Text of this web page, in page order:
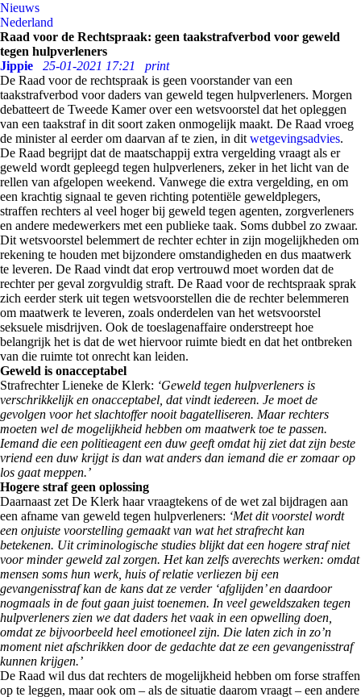
Nieuws
Nederland
Raad voor de Rechtspraak: geen taakstrafverbod voor geweld
tegen hulpverleners
Jippie
25-01-2021 17:21
print
De Raad voor de rechtspraak is geen voorstander van een
taakstrafverbod voor daders van geweld tegen hulpverleners. Morgen
debatteert de Tweede Kamer over een wetsvoorstel dat het opleggen
van een taakstraf in dit soort zaken onmogelijk maakt. De Raad vroeg
de minister al eerder om daarvan af te zien, in dit wetgevingsadvies.
De Raad begrijpt dat de maatschappij extra vergelding vraagt als er
geweld wordt gepleegd tegen hulpverleners, zeker in het licht van de
rellen van afgelopen weekend. Vanwege die extra vergelding, en om
een krachtig signaal te geven richting potentiële geweldplegers,
straffen rechters al veel hoger bij geweld tegen agenten, zorgverleners
en andere medewerkers met een publieke taak. Soms dubbel zo zwaar.
Dit wetsvoorstel belemmert de rechter echter in zijn mogelijkheden om
rekening te houden met bijzondere omstandigheden en dus maatwerk
te leveren. De Raad vindt dat erop vertrouwd moet worden dat de
rechter per geval zorgvuldig straft. De Raad voor de rechtspraak sprak
zich eerder sterk uit tegen wetsvoorstellen die de rechter belemmeren
om maatwerk te leveren, zoals onderdelen van het wetsvoorstel
seksuele misdrijven. Ook de toeslagenaffaire onderstreept hoe
belangrijk het is dat de wet hiervoor ruimte biedt en dat het ontbreken
van die ruimte tot onrecht kan leiden.
Geweld is onacceptabel
Strafrechter Lieneke de Klerk: ‘Geweld tegen hulpverleners is
verschrikkelijk en onacceptabel, dat vindt iedereen. Je moet de
gevolgen voor het slachtoffer nooit bagatelliseren. Maar rechters
moeten wel de mogelijkheid hebben om maatwerk toe te passen.
Iemand die een politieagent een duw geeft omdat hij ziet dat zijn beste
vriend een duw krijgt is dan wat anders dan iemand die er zomaar op
los gaat meppen.’
Hogere straf geen oplossing
Daarnaast zet De Klerk haar vraagtekens of de wet zal bijdragen aan
een afname van geweld tegen hulpverleners: ‘Met dit voorstel wordt
een onjuiste voorstelling gemaakt van wat het strafrecht kan
betekenen. Uit criminologische studies blijkt dat een hogere straf niet
voor minder geweld zal zorgen. Het kan zelfs averechts werken: omdat
mensen soms hun werk, huis of relatie verliezen bij een
gevangenisstraf kan de kans dat ze verder ‘afglijden’ en daardoor
nogmaals in de fout gaan juist toenemen. In veel geweldszaken tegen
hulpverleners zien we dat daders het vaak in een opwelling doen,
omdat ze bijvoorbeeld heel emotioneel zijn. Die laten zich in zo’n
moment niet afschrikken door de gedachte dat ze een gevangenisstraf
kunnen krijgen.’
De Raad wil dus dat rechters de mogelijkheid hebben om forse straffen
op te leggen, maar ook om – als de situatie daarom vraagt – een andere